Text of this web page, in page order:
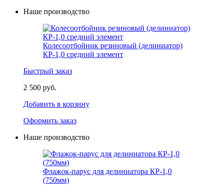
Наше производство
Колесоотбойник резиновый (делиниатор)
КР-1,0 средний элемент
Быстрый заказ
2 500 руб.
Добавить в корзину
Оформить заказ
Наше производство
Флажок-парус для делиниатора КР-1,0
(750мм)